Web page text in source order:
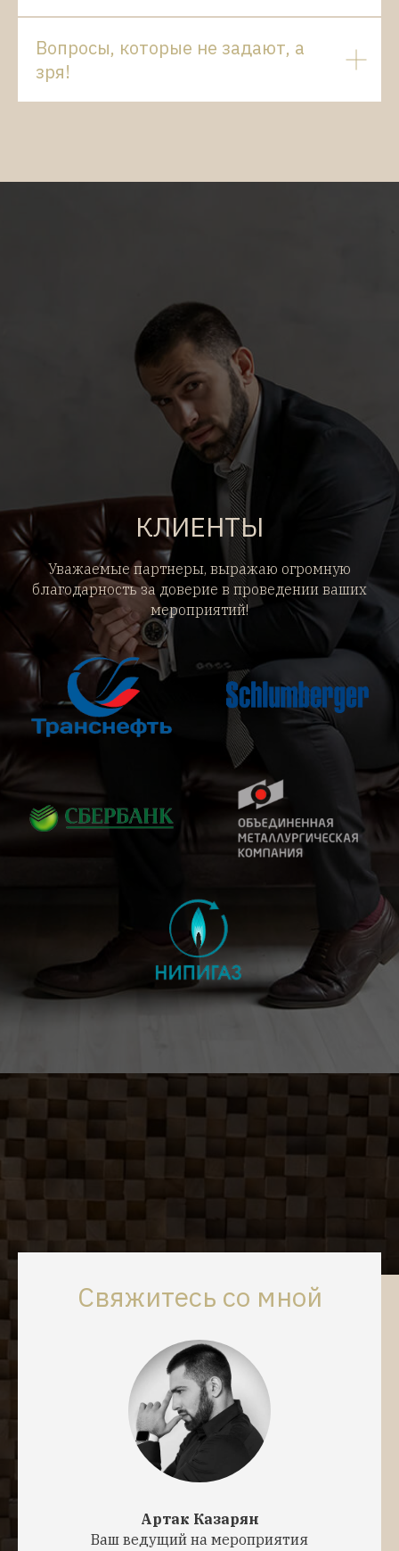
Вопросы, которые не задают, а
зря!
КЛИЕНТЫ
Уважаемые партнеры, выражаю огромную
благодарность за доверие в проведении ваших
мероприятий!
Свяжитесь со мной
Артак Казарян
Ваш ведущий на мероприятия